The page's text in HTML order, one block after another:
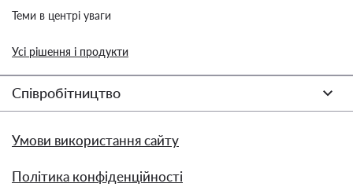
Теми в центрі уваги
Усі рішення і продукти
Співробітництво
Умови використання сайту
Політика конфіденційності